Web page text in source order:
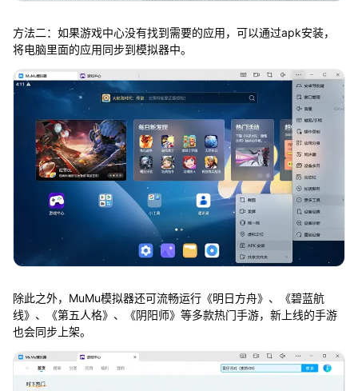
方法二：如果游戏中心没有找到需要的应用，可以通过apk安装，
将电脑里面的应用同步到模拟器中。
除此之外，MuMu模拟器还可流畅运行《明日方舟》、《碧蓝航
线》、《第五人格》、《阴阳师》等多款热门手游，新上线的手游
也会同步上架。